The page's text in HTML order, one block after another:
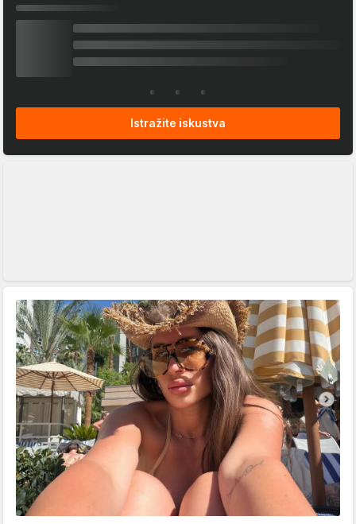
Istražite iskustva